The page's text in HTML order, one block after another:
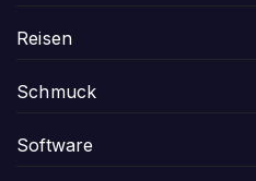
Reisen
Schmuck
Software